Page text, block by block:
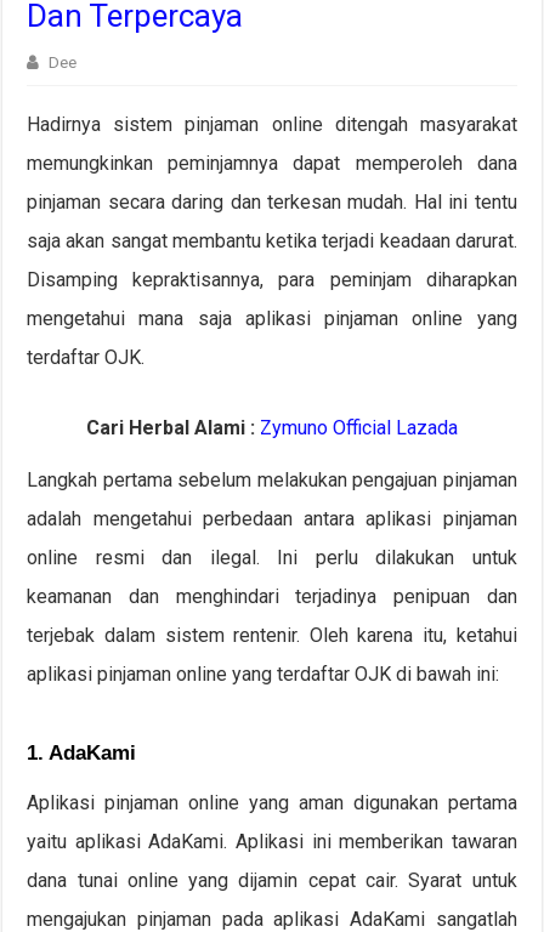
Dan Terpercaya
Dee
Hadirnya sistem pinjaman online ditengah masyarakat
memungkinkan peminjamnya dapat memperoleh dana
pinjaman secara daring dan terkesan mudah. Hal ini tentu
saja akan sangat membantu ketika terjadi keadaan darurat.
Disamping kepraktisannya, para peminjam diharapkan
mengetahui mana saja aplikasi pinjaman online yang
terdaftar OJK.
Cari Herbal Alami : Zymuno Official Lazada
Langkah pertama sebelum melakukan pengajuan pinjaman
adalah mengetahui perbedaan antara aplikasi pinjaman
online resmi dan ilegal. Ini perlu dilakukan untuk
keamanan dan menghindari terjadinya penipuan dan
terjebak dalam sistem rentenir. Oleh karena itu, ketahui
aplikasi pinjaman online yang terdaftar OJK di bawah ini:
1. AdaKami
Aplikasi pinjaman online yang aman digunakan pertama
yaitu aplikasi AdaKami. Aplikasi ini memberikan tawaran
dana tunai online yang dijamin cepat cair. Syarat untuk
mengajukan pinjaman pada aplikasi AdaKami sangatlah